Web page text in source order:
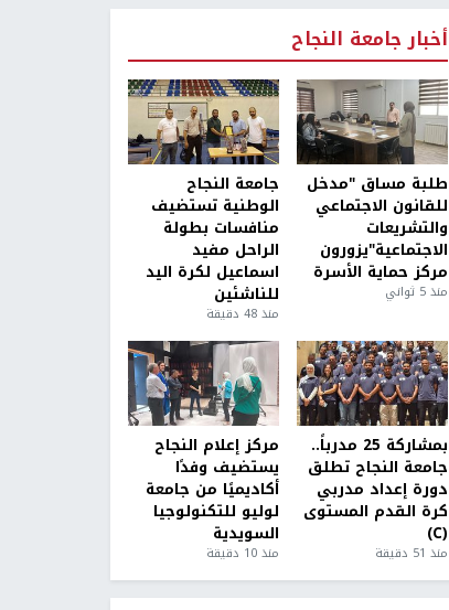
أخبار جامعة النجاح
طلبة مساق "مدخل
للقانون الاجتماعي
والتشريعات
الاجتماعية"يزورون
مركز حماية الأسرة
منذ 5 ثواني
جامعة النجاح
الوطنية تستضيف
منافسات بطولة
الراحل مفيد
اسماعيل لكرة اليد
للناشئين
منذ 48 دقيقة
بمشاركة 25 مدرباً..
جامعة النجاح تطلق
دورة إعداد مدربي
كرة القدم المستوى
(C)
منذ 51 دقيقة
مركز إعلام النجاح
يستضيف وفدًا
أكاديميًا من جامعة
لوليو للتكنولوجيا
السويدية
منذ 10 دقيقة